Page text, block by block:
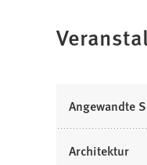
e
i
Angewandte
Architektur